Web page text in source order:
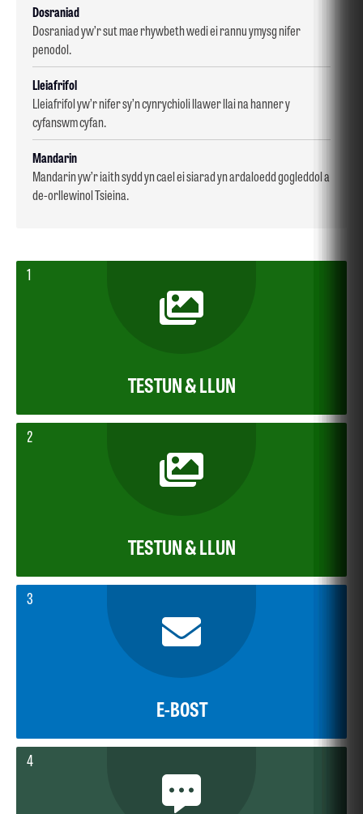
Dosraniad
Dosraniad yw’r sut mae rhywbeth wedi ei rannu ymysg nifer
penodol.
Lleiafrifol
Lleiafrifol yw’r nifer sy’n cynrychioli llawer llai na hanner y
cyfanswm cyfan.
Mandarin
Mandarin yw’r iaith sydd yn cael ei siarad yn ardaloedd gogleddol a
de-orllewinol Tsieina.
1
TESTUN & LLUN
2
TESTUN & LLUN
3
E-BOST
4